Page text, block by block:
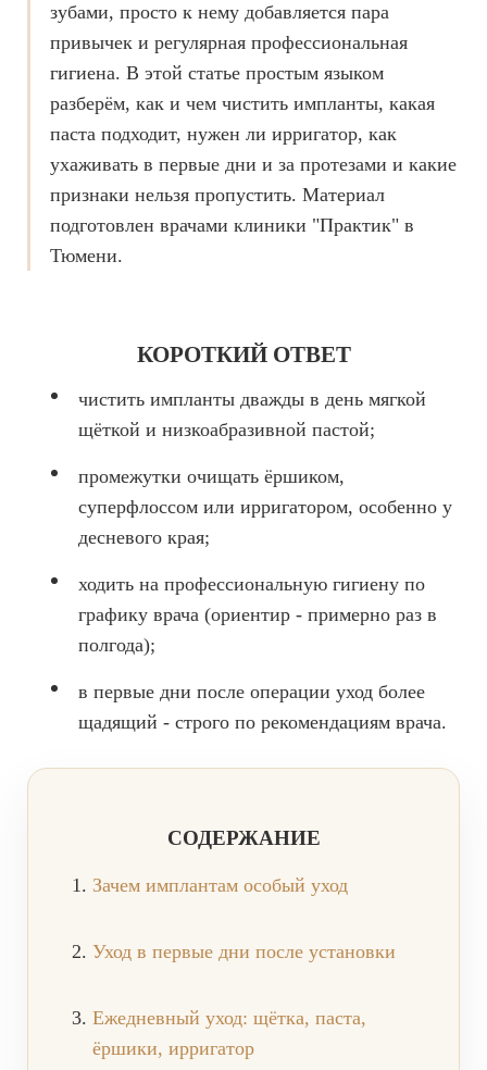
Элайнеры
Элайнеры ClearCorrect
Ретейнеры
Самолигирующие брекеты
Брекеты на нижнюю челюсть
ИМПЛАНТАЦИЯ ЗУБОВ
Одномоментная имплантация
Синус-лифтинг и костная пластика
Имплантация верхней челюсти
Имплантационные системы Anthogyr
Импланты Straumann
Имплантация «Всё на 4х»
Имплантация «Всё на 6-ти»
ЧИСТКА ЗУБОВ
Восстановление и реставрация зубов
зубами, просто к нему добавляется пара
привычек и регулярная профессиональная
гигиена. В этой статье простым языком
разберём, как и чем чистить импланты, какая
паста подходит, нужен ли ирригатор, как
ухаживать в первые дни и за протезами и какие
признаки нельзя пропустить. Материал
подготовлен врачами клиники "Практик" в
Тюмени.
КОРОТКИЙ ОТВЕТ
чистить импланты дважды в день мягкой
щёткой и низкоабразивной пастой;
промежутки очищать ёршиком,
суперфлоссом или ирригатором, особенно у
десневого края;
ходить на профессиональную гигиену по
графику врача (ориентир - примерно раз в
полгода);
в первые дни после операции уход более
щадящий - строго по рекомендациям врача.
СОДЕРЖАНИЕ
Зачем имплантам особый уход
Уход в первые дни после установки
Ежедневный уход: щётка, паста,
ёршики, ирригатор